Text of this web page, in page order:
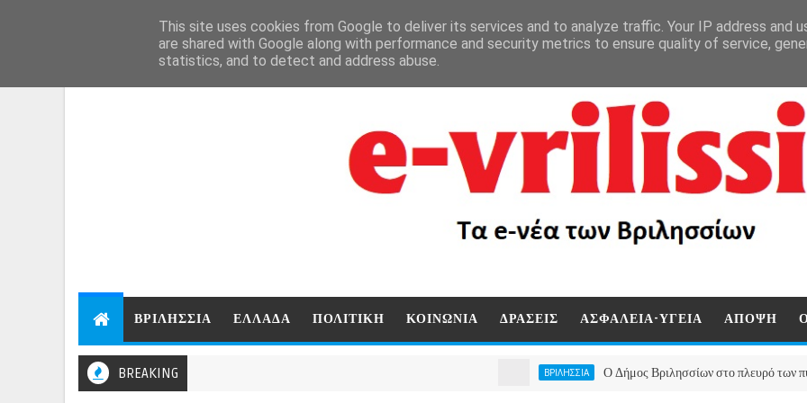
ΒΡΙΛΗΣΣΙΑ ΕΛΛΑΔΑ ΠΟΛΙΤΙΚΗ ΚΟΙΝΩΝΙΑ ΔΡΑΣΕΙΣ ΑΣΦΑΛΕΙΑ-ΥΓΕΙΑ ΑΠΟΨΗ
BREAKING Ο Δήμος Βριλησσίων στο πλευρό των
This site uses cookies from Google to deliver its services and to analyze traffic. Your IP address and
are shared with Google along with performance and security metrics to ensure quality of service,
statistics, and to detect and address abuse.